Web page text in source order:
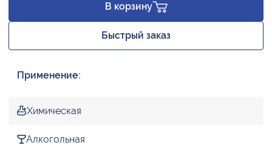
В корзину
Быстрый заказ
Применение:
Химическая
Алкогольная